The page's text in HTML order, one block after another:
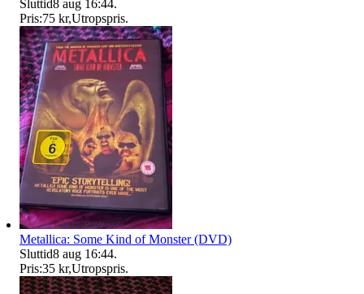
Sluttid8 aug 16:44.
Pris:75 kr,Utropspris.
Metallica: Some Kind of Monster (DVD)
Sluttid8 aug 16:44.
Pris:35 kr,Utropspris.